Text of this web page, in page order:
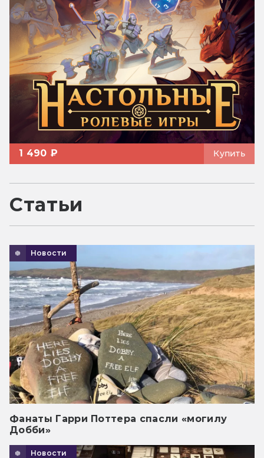
1 490 ₽ Купить
Статьи
Новости
Фанаты Гарри Поттера спасли «могилу
Добби»
Новости